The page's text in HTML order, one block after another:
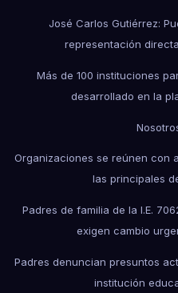
José Carlos Gutiérrez:
representación
Más de 100 instituciones
desarrollado en la
Organizaciones se reúnen con
las principales
Padres de familia de la I.E.
exigen cambio
Padres denuncian presuntos
institución